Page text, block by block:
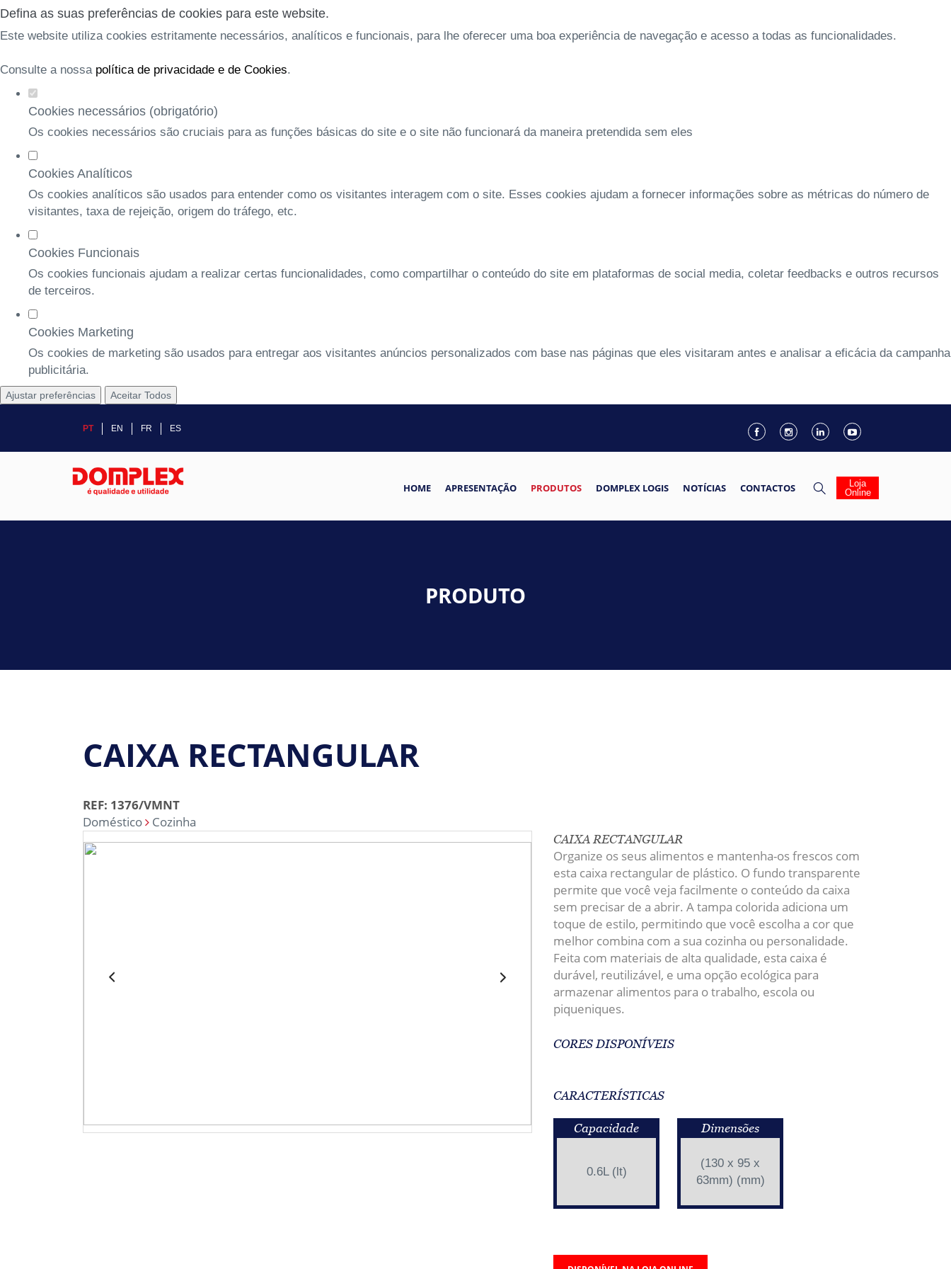
Defina as suas preferências de cookies para este website.
Este website utiliza cookies estritamente necessários, analíticos e funcionais, para lhe oferecer uma boa experiência de navegação e acesso a todas as funcionalidades.
Consulte a nossa política de privacidade e de Cookies.
Cookies necessários (obrigatório)
Os cookies necessários são cruciais para as funções básicas do site e o site não funcionará da maneira pretendida sem eles
Cookies Analíticos
Os cookies analíticos são usados para entender como os visitantes interagem com o site. Esses cookies ajudam a fornecer informações sobre as métricas do número de
visitantes, taxa de rejeição, origem do tráfego, etc.
Cookies Funcionais
Os cookies funcionais ajudam a realizar certas funcionalidades, como compartilhar o conteúdo do site em plataformas de social media, coletar feedbacks e outros recursos
de terceiros.
Cookies Marketing
Os cookies de marketing são usados para entregar aos visitantes anúncios personalizados com base nas páginas que eles visitaram antes e analisar a eficácia da campanha
publicitária.
Ajustar preferências Aceitar Todos
PT EN FR ES
HOME APRESENTAÇÃO PRODUTOS DOMPLEX LOGIS NOTÍCIAS CONTACTOS
Loja
Online
PRODUTO
CAIXA RECTANGULAR
REF: 1376/VMNT
Doméstico
Cozinha
CAIXA RECTANGULAR
Organize os seus alimentos e mantenha-os frescos com
esta caixa rectangular de plástico. O fundo transparente
permite que você veja facilmente o conteúdo da caixa
sem precisar de a abrir. A tampa colorida adiciona um
toque de estilo, permitindo que você escolha a cor que
melhor combina com a sua cozinha ou personalidade.
Feita com materiais de alta qualidade, esta caixa é
durável, reutilizável, e uma opção ecológica para
armazenar alimentos para o trabalho, escola ou
piqueniques.
CORES DISPONÍVEIS
CARACTERÍSTICAS
Capacidade
0.6L (lt)
Dimensões
(130 x 95 x
63mm) (mm)